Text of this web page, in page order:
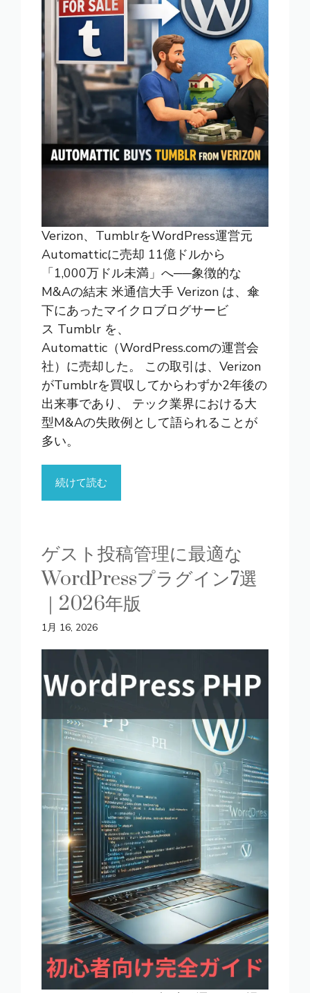
Verizon、TumblrをWordPress運営元
Automatticに売却 11億ドルから
「1,000万ドル未満」へ──象徴的な
M&Aの結末 米通信大手 Verizon は、傘
下にあったマイクロブログサービ
ス Tumblr を、
Automattic（WordPress.comの運営会
社）に売却した。 この取引は、Verizon
がTumblrを買収してからわずか2年後の
出来事であり、 テック業界における大
型M&Aの失敗例として語られることが
多い。
続けて読む
ゲスト投稿管理に最適な
WordPressプラグイン7選
｜2026年版
1月 16, 2026